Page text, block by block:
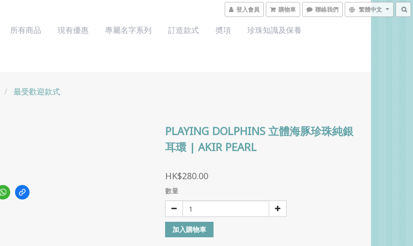
登入會員 購物車 聯絡我們 繁體中文
所有商品 現有優惠 專屬名字系列 訂造款式 奬項
珍珠知識及保養
最受歡迎款式
PLAYING DOLPHINS 立體海豚珍珠純銀
耳環 | AKIR PEARL
HK$280.00
數量
加入購物車